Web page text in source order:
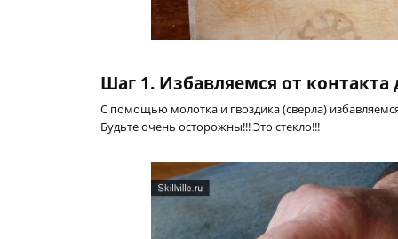
Шаг 1. Избавляемся от
С помощью молотка и гвоздика (сверла)
Будьте очень осторожны!!! Это стекло!!!